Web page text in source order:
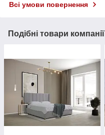
Всі умови повернення
Подібні товари компанії